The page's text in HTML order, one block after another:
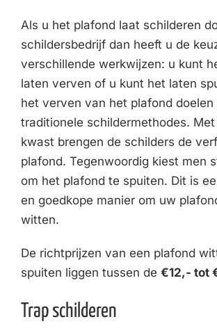
Als u het plafond laat schilderen
schildersbedrijf dan heeft u de
verschillende werkwijzen: u kunt
laten verven of u kunt het laten
het verven van het plafond doelen
traditionele schildermethodes.
kwast brengen de schilders de
plafond. Tegenwoordig kiest men
om het plafond te spuiten. Dit is
en goedkope manier om uw
witten.
De richtprijzen van een plafond
spuiten liggen tussen de €12,- tot
Trap schilderen